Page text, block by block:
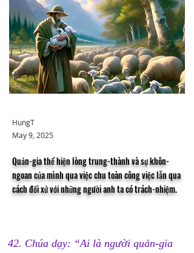
HungT
May 9, 2025
Quản-gia thể hiện lòng trung-thành và sự khôn-
ngoan của mình qua việc chu toàn công việc lẫn qua
cách đối xử với những người anh ta có trách-nhiệm.
42. Chúa dạy: “Ai là người quản-gia